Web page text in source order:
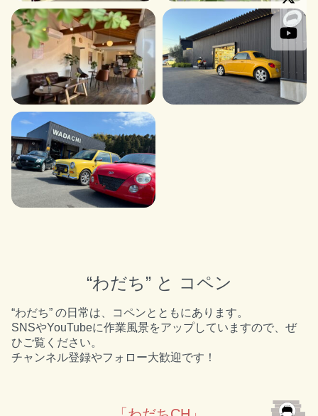
“わだち” と コペン
“わだち” の日常は、コペンとともにあります。
SNSやYouTubeに作業風景をアップしていますので、ぜ
ひご覧ください。
チャンネル登録やフォロー大歓迎です！